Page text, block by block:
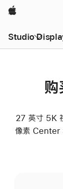
Apple
Studio
27 英寸 5K
像素 Center